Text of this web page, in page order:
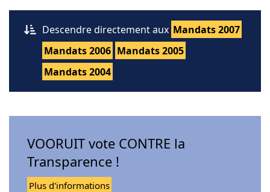
Descendre directement aux Mandats 2007
Mandats 2006 Mandats 2005
Mandats 2004
VOORUIT vote CONTRE la
Transparence !
Plus d'informations